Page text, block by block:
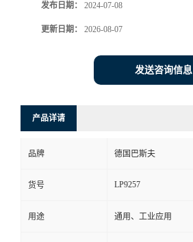
发布日期： 2024-07-08
更新日期： 2026-08-07
发送咨询信息
产品详请
品牌 德国巴斯夫
货号 LP9257
用途 通用、工业应用